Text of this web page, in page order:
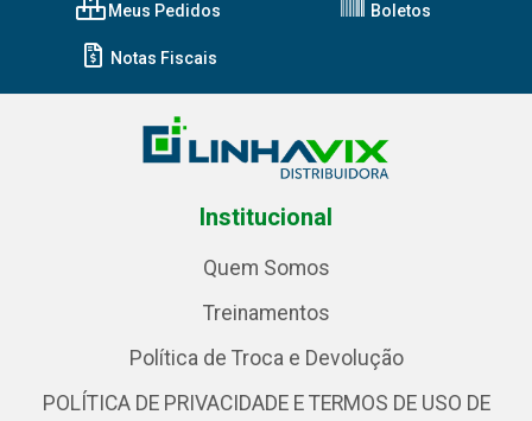
Meus Pedidos Boletos
Notas Fiscais
Institucional
Quem Somos
Treinamentos
Política de Troca e Devolução
POLÍTICA DE PRIVACIDADE E TERMOS DE USO DE